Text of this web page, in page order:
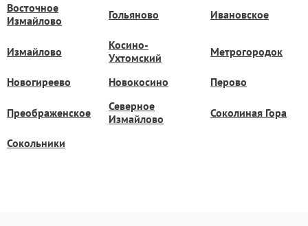
Восточное
Измайлово
Гольяново Ивановское
Измайлово
Косино-
Ухтомский
Метрогородок
Новогиреево Новокосино Перово
Преображенское
Северное
Измайлово
Соколиная Гора
Сокольники